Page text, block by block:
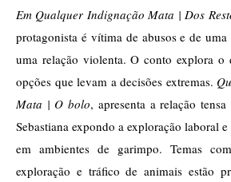
Em Qualquer Indignação Mata | Dos
protagonista é vítima de abusos e de
uma relação violenta. O conto explora o
opções que levam a decisões extremas.
Mata | O bolo, apresenta a relação
Sebastiana expondo a exploração laboral
em ambientes de garimpo. Temas
exploração e tráfico de animais estão